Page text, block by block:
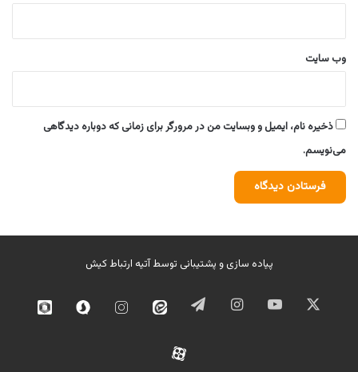
وب‌ سایت
ذخیره نام، ایمیل و وبسایت من در مرورگر برای زمانی که دوباره دیدگاهی
می‌نویسم.
پیاده سازی و پشتیبانی توسطآتیه ارتباط کیش
ایکس یوتیوب اینستاگرامتلگرام ایتا
اینستاگرامسروش